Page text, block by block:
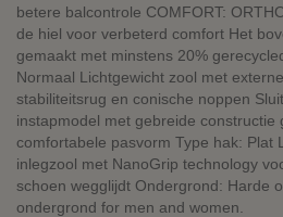
betere balcontrole COMFORT:
de hiel voor verbeterd comfort Het
gemaakt met minstens 20%
Normaal Lichtgewicht zool met
stabiliteitsrug en conische noppen
instapmodel met gebreide constructie
comfortabele pasvorm Type hak: Plat
inlegzool met NanoGrip technology
schoen wegglijdt Ondergrond: Harde
ondergrond for men and women.